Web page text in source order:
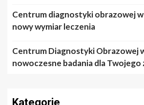
Centrum diagnostyki obrazowej
nowy wymiar leczenia
Centrum Diagnostyki Obrazowej
nowoczesne badania dla Twojego
Kategorie